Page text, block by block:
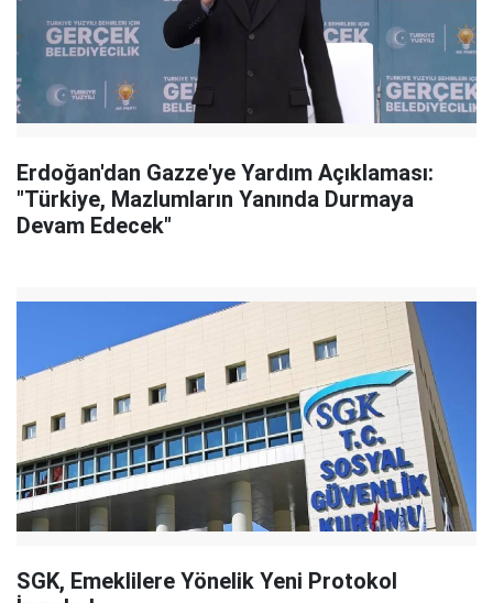
Erdoğan'dan Gazze'ye Yardım Açıklaması:
"Türkiye, Mazlumların Yanında Durmaya
Devam Edecek"
SGK, Emeklilere Yönelik Yeni Protokol